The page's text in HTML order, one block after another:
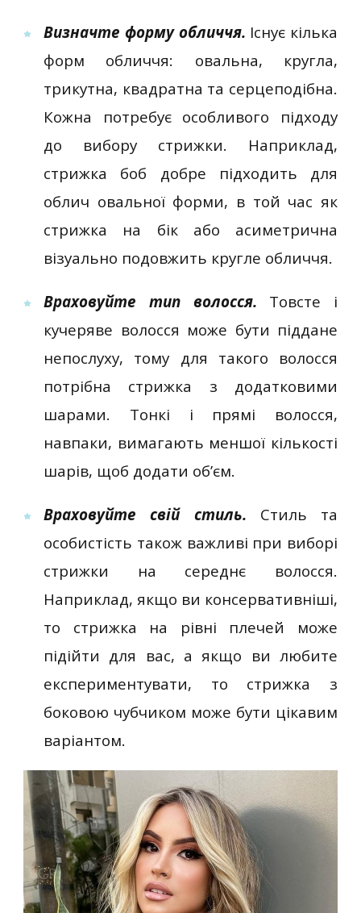
Визначте форму обличчя. Існує кілька
форм обличчя: овальна, кругла,
трикутна, квадратна та серцеподібна.
Кожна потребує особливого підходу
до вибору стрижки. Наприклад,
стрижка боб добре підходить для
облич овальної форми, в той час як
стрижка на бік або асиметрична
візуально подовжить кругле обличчя.
Враховуйте тип волосся. Товсте і
кучеряве волосся може бути піддане
непослуху, тому для такого волосся
потрібна стрижка з додатковими
шарами. Тонкі і прямі волосся,
навпаки, вимагають меншої кількості
шарів, щоб додати об’єм.
Враховуйте свій стиль. Стиль та
особистість також важливі при виборі
стрижки на середнє волосся.
Наприклад, якщо ви консервативніші,
то стрижка на рівні плечей може
підійти для вас, а якщо ви любите
експериментувати, то стрижка з
боковою чубчиком може бути цікавим
варіантом.